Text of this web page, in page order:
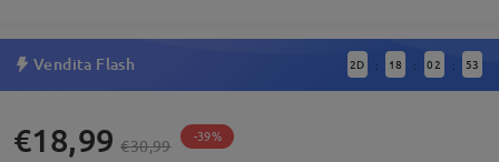
Vendita Flash 2D : 18 : 02 : 52
€18,99 €30,99 -39%